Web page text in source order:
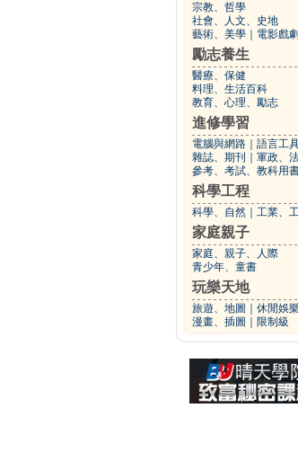
宗教、哲學
社會、人文、史地
藝術、美學
電影戲劇
勵志養生
醫療、保健
料理、生活百科
教育、心理、勵志
進修學習
電腦與網路
語言工
雜誌、期刊
軍政、
參考、考試、教科用
科學工程
科學、自然 工業、
家庭親子
家庭、親子、人際
青少年、童書
玩樂天地
旅遊、地圖
休閒娛
漫畫、插圖
限制級